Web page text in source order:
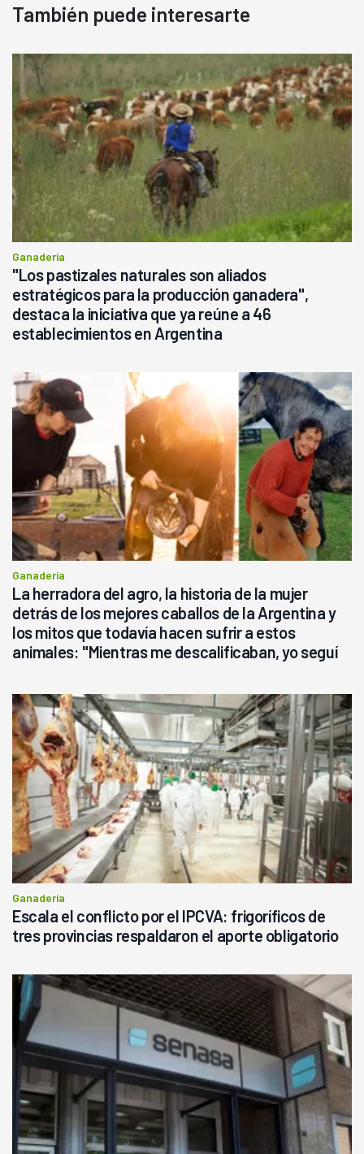
También puede interesarte
Ganadería
"Los pastizales naturales son aliados
estratégicos para la producción ganadera",
destaca la iniciativa que ya reúne a 46
establecimientos en Argentina
Ganadería
La herradora del agro, la historia de la mujer
detrás de los mejores caballos de la Argentina y
los mitos que todavía hacen sufrir a estos
animales: "Mientras me descalificaban, yo seguí
Ganadería
Escala el conflicto por el IPCVA: frigoríficos de
tres provincias respaldaron el aporte obligatorio